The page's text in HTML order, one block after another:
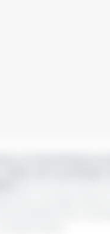
la Commission
de la politique
aux agriculteurs
flexible pour
: